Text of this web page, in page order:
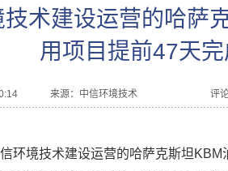
术建设运营的哈萨
用项目提前47天
来源： 中信环境技术 评
环境技术建设运营的哈萨克斯坦KBM